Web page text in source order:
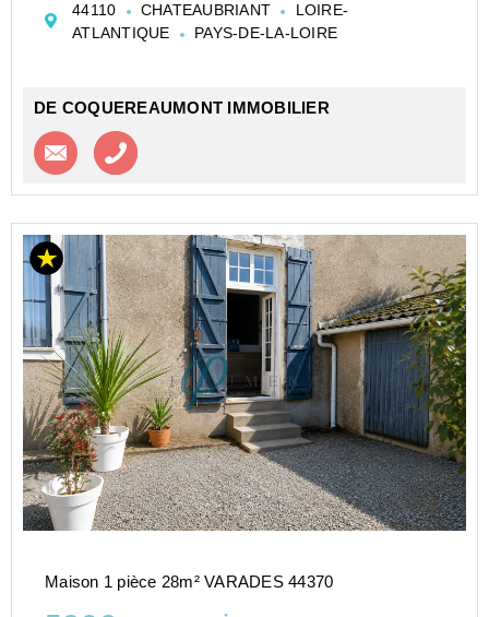
A l'étage : une chambre, salle de bains, WC séparés,
débarras. ...
44110 CHATEAUBRIANT
LOIRE-
ATLANTIQUE
PAYS-DE-LA-LOIRE
DE COQUEREAUMONT IMMOBILIER
Contacter l'agence
Maison 1 pièce 28m² VARADES 44370